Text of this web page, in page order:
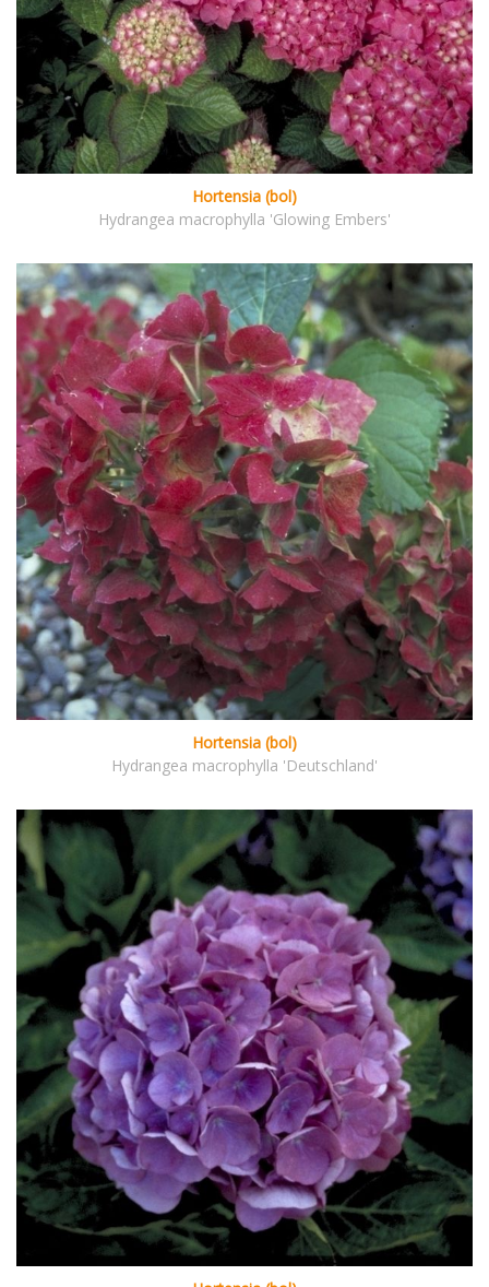
Hortensia (bol)
Hydrangea macrophylla 'Glowing Embers'
Hortensia (bol)
Hydrangea macrophylla 'Deutschland'